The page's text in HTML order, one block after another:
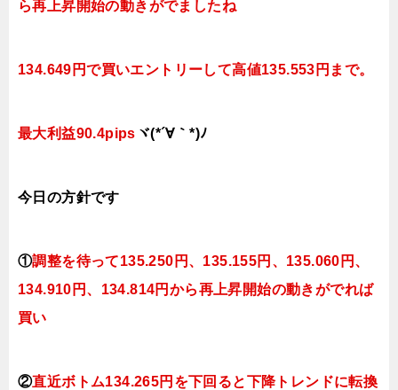
ら再上昇開始の動きがでましたね
134.649円で買いエントリーして高値135.553円まで。
最大利益90.4pips ヾ(*´∀｀*)ﾉ
今日 の方針です
①調整を待って135.250円、135.155円、135.060円、
134.910円、134.814円から再上昇開始の動きがでれば
買い
②直近ボトム134.265円を下回ると下降トレンドに転換